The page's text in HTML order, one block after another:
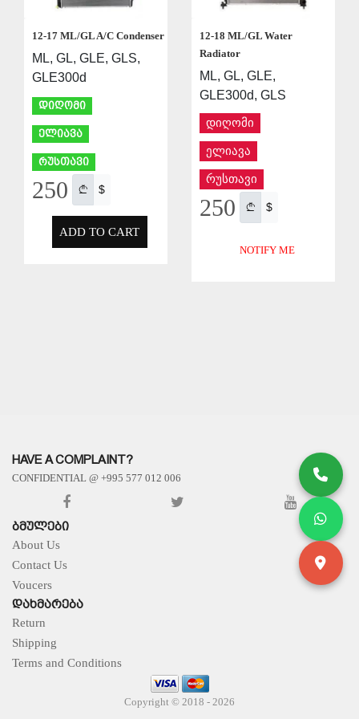
12-17 ML/GL A/C Condenser
ML, GL, GLE, GLS,
GLE300d
დიღომი
ელიავა
რუსთავი
250 $
ADD TO CART
12-18 ML/GL Water
Radiator
ML, GL, GLE,
GLE300d, GLS
დიღომი
ელიავა
რუსთავი
250 $
NOTIFY ME
HAVE A COMPLAINT?
CONFIDENTIAL @ +995 577 012 006
ᲑᲛᲣᲚᲔᲑᲘ
About Us
Contact Us
Voucers
ᲓᲐᲮᲛᲐᲠᲔᲑᲐ
Return
Shipping
Terms and Conditions
Copyright © 2018 - 2026